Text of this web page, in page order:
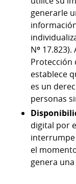
generarle
Nº
Protección
establece
es un
personas
digital por
interrumpe
el
genera